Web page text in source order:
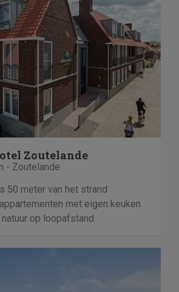
Zoutelande
- Zoutelande
50 meter van het strand
met eigen keuken
op loopafstand